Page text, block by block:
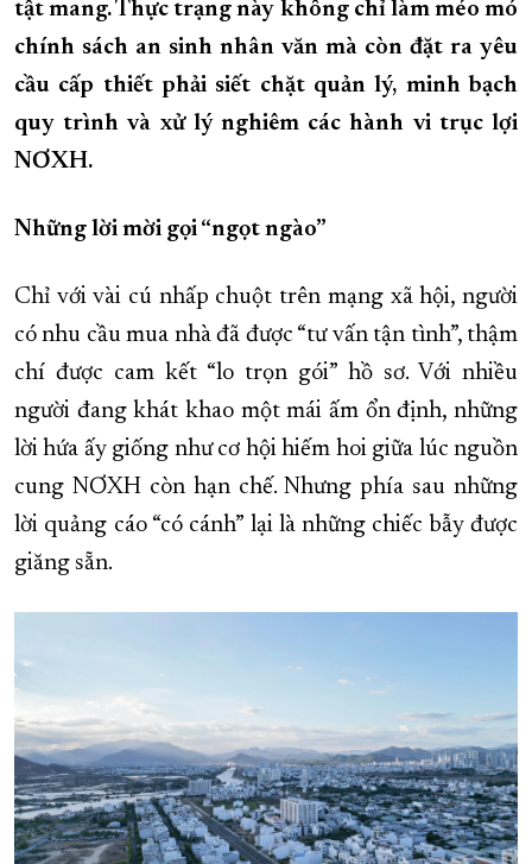
ĐẠI HỘI ĐẢNG CÁC CẤP TRANG CHỦ VỀ BÁO KHÁNH HÒA
tật mang. Thực trạng này không chỉ làm méo mó
chính sách an sinh nhân văn mà còn đặt ra yêu
cầu cấp thiết phải siết chặt quản lý, minh bạch
quy trình và xử lý nghiêm các hành vi trục lợi
NƠXH.
Những lời mời gọi “ngọt ngào”
Chỉ với vài cú nhấp chuột trên mạng xã hội, người
có nhu cầu mua nhà đã được “tư vấn tận tình”, thậm
chí được cam kết “lo trọn gói” hồ sơ. Với nhiều
người đang khát khao một mái ấm ổn định, những
lời hứa ấy giống như cơ hội hiếm hoi giữa lúc nguồn
cung NƠXH còn hạn chế. Nhưng phía sau những
lời quảng cáo “có cánh” lại là những chiếc bẫy được
giăng sẵn.